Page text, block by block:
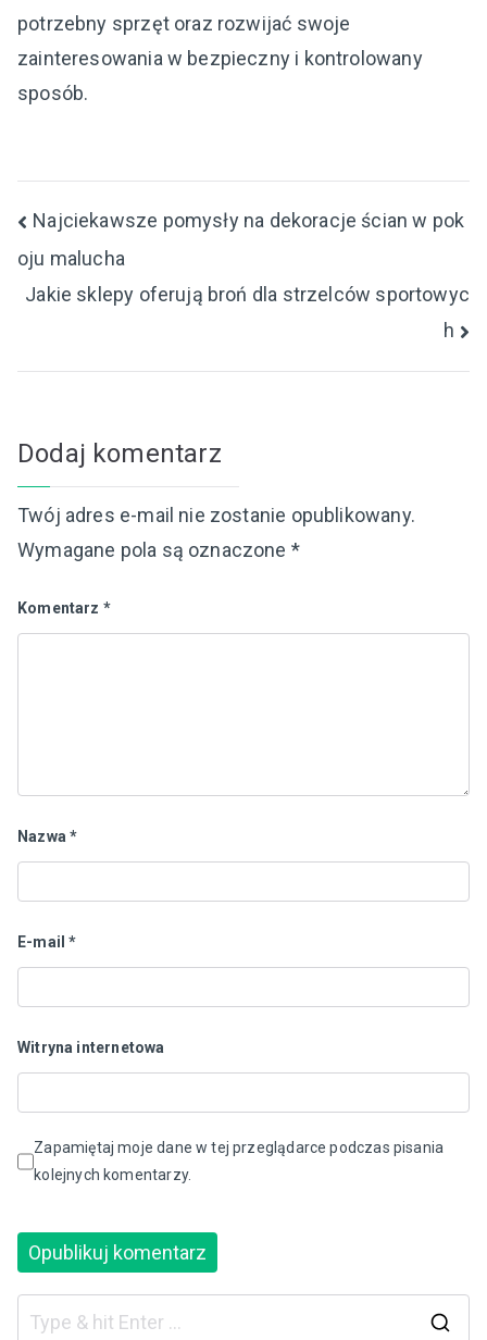
potrzebny sprzęt oraz rozwijać swoje
zainteresowania w bezpieczny i kontrolowany
sposób.
Nawigacja
wpisu
Najciekawsze pomysły na dekoracje ścian w pok
oju malucha
Jakie sklepy oferują broń dla strzelców sportowyc
h
Dodaj komentarz
Twój adres e-mail nie zostanie opublikowany.
Wymagane pola są oznaczone *
Komentarz *
Nazwa*
E-mail*
Witryna internetowa
Zapamiętaj moje dane w tej przeglądarce podczas pisania
kolejnych komentarzy.